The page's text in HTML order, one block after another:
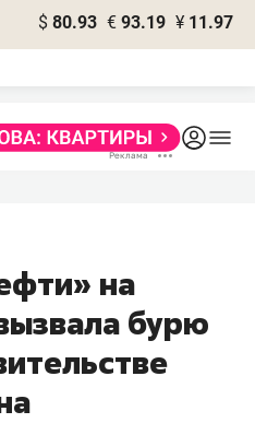
$ 80.93 € 93.19 ¥ 11.97
на
бурю